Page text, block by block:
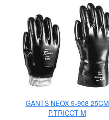
GANTS NEOX 9-908 25CM
P.TRICOT M